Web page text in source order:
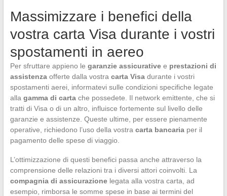
Massimizzare i benefici della
vostra carta Visa durante i vostri
spostamenti in aereo
Per sfruttare appieno le garanzie assicurativee prestazioni di
assistenzaofferte dalla vostra carta Visadurante i vostri
spostamenti aerei, informatevi sulle condizioni specifiche legate
alla gamma di cartache possedete. Il network emittente, che si
tratti di Visa o di un altro, influisce fortemente sul livello delle
garanzie e assistenze. Queste ultime, per essere pienamente
operative, richiedono l’uso della vostra carta bancariaper il
pagamento delle spese di viaggio.
L’ottimizzazione di questi benefici passa anche attraverso la
comprensione delle relazioni tra i diversi attori coinvolti. La
compagnia di assicurazionelegata alla vostra carta, ad
esempio, rimborsa le somme spese in base ai termini del